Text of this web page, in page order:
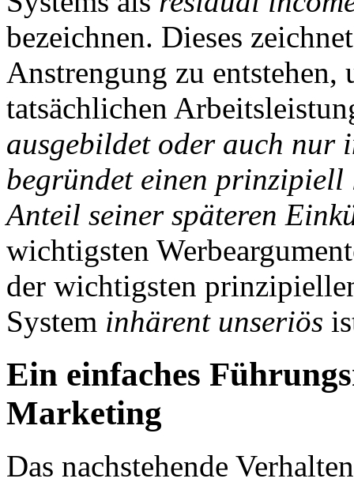
bezeichnen. Dieses
Anstrengung zu entstehen,
tatsächlichen
ausgebildet oder auch nur
begründet einen prinzipiell
Anteil seiner späteren
wichtigsten
der wichtigsten
System inhärent unseriös
Ein einfaches
Marketing
Das nachstehende